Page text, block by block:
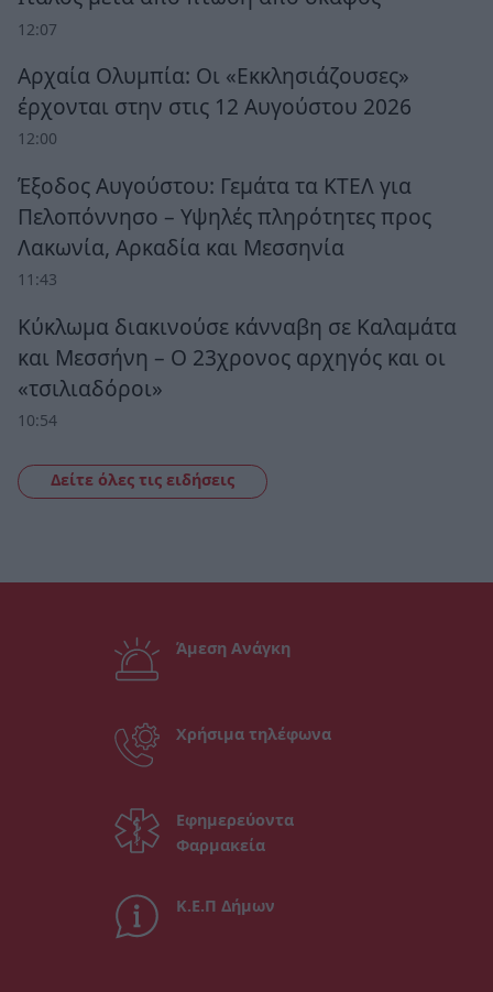
12:07
Αρχαία Ολυμπία: Οι «Εκκλησιάζουσες»
έρχονται στην στις 12 Αυγούστου 2026
12:00
Έξοδος Αυγούστου: Γεμάτα τα ΚΤΕΛ για
Πελοπόννησο – Υψηλές πληρότητες προς
Λακωνία, Αρκαδία και Μεσσηνία
11:43
Κύκλωμα διακινούσε κάνναβη σε Καλαμάτα
και Μεσσήνη – Ο 23χρονος αρχηγός και οι
«τσιλιαδόροι»
10:54
Δείτε όλες τις ειδήσεις
Άμεση Ανάγκη
Χρήσιμα τηλέφωνα
Εφημερεύοντα
Φαρμακεία
Κ.Ε.Π Δήμων